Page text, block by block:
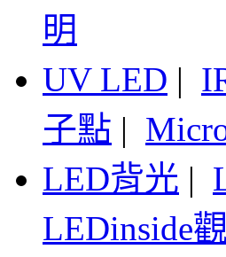
明
UV LED |
子點 |
LED背光 |
LEDinside